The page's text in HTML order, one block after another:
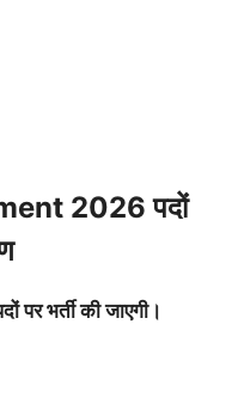
2026 पदों
पर भर्ती की जाएगी।